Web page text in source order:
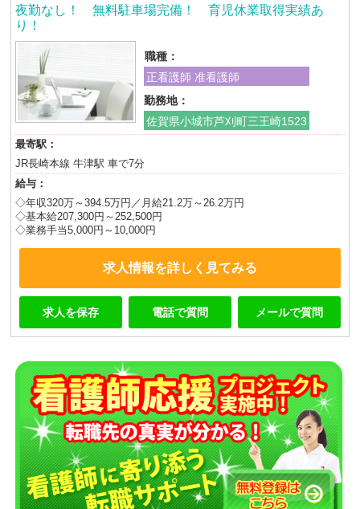
夜勤なし！ 無料駐車場完備！ 育児休業取得実績あ
り！
職種：
正看護師 准看護師
勤務地：
佐賀県小城市芦刈町三王崎1523
最寄駅：
JR長崎本線 牛津駅 車で7分
給与：
◇年収320万～394.5万円／月給21.2万～26.2万円
◇基本給207,300円～252,500円
◇業務手当5,000円～10,000円
求人情報を詳しく見てみる
求人を保存 電話で質問 メールで質問